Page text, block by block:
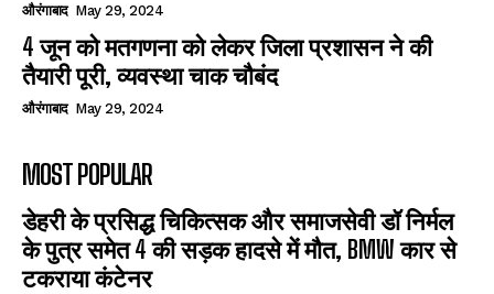
औरंगाबाद May 29, 2024
4 जून को मतगणना को लेकर जिला प्रशासन ने की
तैयारी पूरी, व्यवस्था चाक चौबंद
औरंगाबाद May 29, 2024
MOST POPULAR
डेहरी के प्रसिद्ध चिकित्सक और समाजसेवी डॉ निर्मल
के पुत्र समेत 4 की सड़क हादसे में मौत, BMW कार से
टकराया कंटेनर